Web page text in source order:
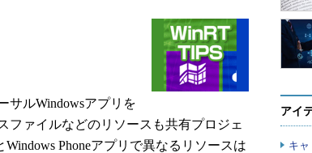
ブログ
ルWindowsアプリを
ファイルなどのリソースも共有プロジェ
Phoneアプリで異なるリソースは
アイ
キ